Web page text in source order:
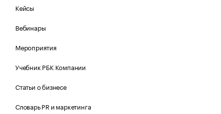
Кейсы
Вебинары
Мероприятия
Учебник РБК Компании
Статьи о бизнесе
Словарь PR и маркетинга